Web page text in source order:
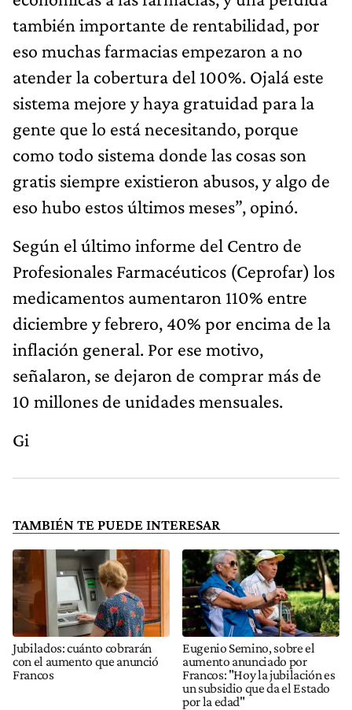
también importante de rentabilidad, por
eso muchas farmacias empezaron a no
atender la cobertura del 100%. Ojalá este
sistema mejore y haya gratuidad para la
gente que lo está necesitando, porque
como todo sistema donde las cosas son
gratis siempre existieron abusos, y algo de
eso hubo estos últimos meses”, opinó.
Según el último informe del Centro de
Profesionales Farmacéuticos (Ceprofar) los
medicamentos aumentaron 110% entre
diciembre y febrero, 40% por encima de la
inflación general. Por ese motivo,
señalaron, se dejaron de comprar más de
10 millones de unidades mensuales.
Gi
TAMBIÉN TE PUEDE INTERESAR
Jubilados: cuánto cobrarán
con el aumento que anunció
Francos
Eugenio Semino, sobre el
aumento anunciado por
Francos: "Hoy la jubilación es
un subsidio que da el Estado
por la edad"